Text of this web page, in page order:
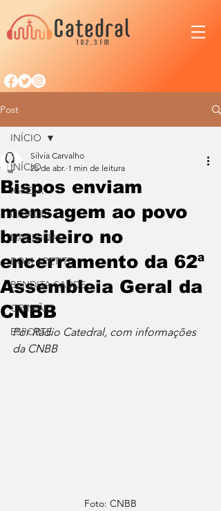
Post
INÍCIO
IGREJA
CIDADE
NACIONAL
BOM APETITE
BENDITA SAÚDE
OPINIÃO
ESPORTE
INÍCIO
Bispos enviam
mensagem ao povo
brasileiro no
encerramento da 62ª
Assembleia Geral da
CNBB
Silvia Carvalho
25 de abr. 1 min de leitura
Por Rádio Catedral, com informações
da CNBB
Foto: CNBB